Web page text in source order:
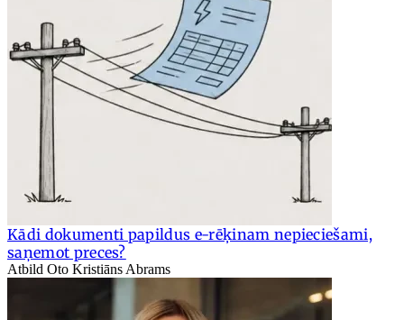
Kādi dokumenti papildus e-rēķinam nepieciešami,
saņemot preces?
Atbild Oto Kristiāns Abrams